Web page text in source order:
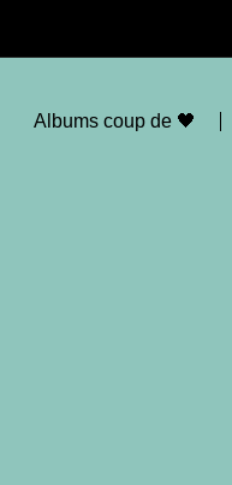
Albums coup de 🖤